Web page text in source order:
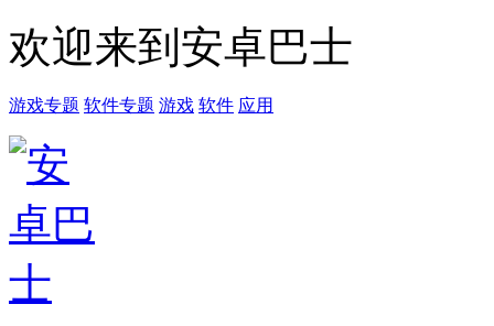
欢迎来到安卓巴士
游戏专题 软件专题 游戏 软件 应用